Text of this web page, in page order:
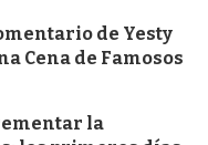
de Yesty
Cena de Famosos
la